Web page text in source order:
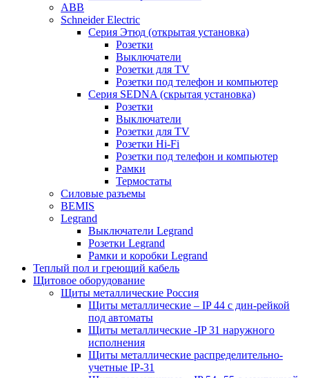
ABB
Schneider Electric
Серия Этюд (открытая установка)
Розетки
Выключатели
Розетки для TV
Розетки под телефон и компьютер
Серия SEDNA (скрытая установка)
Розетки
Выключатели
Розетки для TV
Розетки Hi-Fi
Розетки под телефон и компьютер
Рамки
Термостаты
Силовые разъемы
BEMIS
Legrand
Выключатели Legrand
Розетки Legrand
Рамки и коробки Legrand
Теплый пол и греющий кабель
Щитовое оборудование
Щиты металлические Россия
Щиты металлические – IP 44 с дин-рейкой
под автоматы
Щиты металлические -IP 31 наружного
исполнения
Щиты металлические распределительно-
учетные IP-31